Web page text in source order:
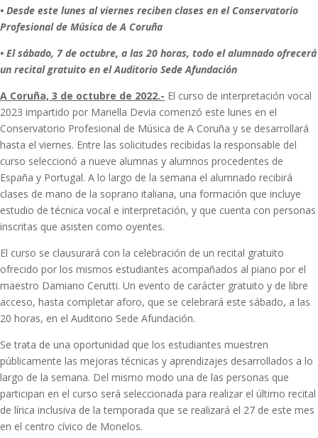
• Desde este lunes al viernes reciben clases en el Conservatorio
Profesional de Música de A Coruña
• El sábado, 7 de octubre, a las 20 horas, todo el alumnado ofrecerá
un recital gratuito en el Auditorio Sede Afundación
A Coruña, 3 de octubre de 2022.- El curso de interpretación vocal
2023 impartido por Mariella Devia comenzó este lunes en el
Conservatorio Profesional de Música de A Coruña y se desarrollará
hasta el viernes. Entre las solicitudes recibidas la responsable del
curso seleccionó a nueve alumnas y alumnos procedentes de
España y Portugal. A lo largo de la semana el alumnado recibirá
clases de mano de la soprano italiana, una formación que incluye
estudio de técnica vocal e interpretación, y que cuenta con personas
inscritas que asisten como oyentes.
El curso se clausurará con la celebración de un recital gratuito
ofrecido por los mismos estudiantes acompañados al piano por el
maestro Damiano Cerutti. Un evento de carácter gratuito y de libre
acceso, hasta completar aforo, que se celebrará este sábado, a las
20 horas, en el Auditorio Sede Afundación.
Se trata de una oportunidad que los estudiantes muestren
públicamente las mejoras técnicas y aprendizajes desarrollados a lo
largo de la semana. Del mismo modo una de las personas que
participan en el curso será seleccionada para realizar el último recital
de lírica inclusiva de la temporada que se realizará el 27 de este mes
en el centro cívico de Monelos.